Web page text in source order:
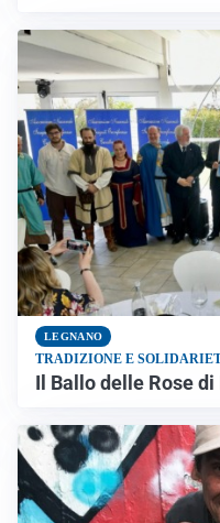
LEGNANO
TRADIZIONE E
Il Ballo delle Rose